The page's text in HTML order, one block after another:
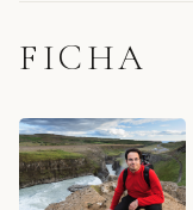
FICHA